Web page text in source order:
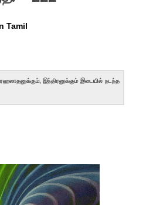
Tamil
இந்திரனுக்கும் இடையில் நடந்த